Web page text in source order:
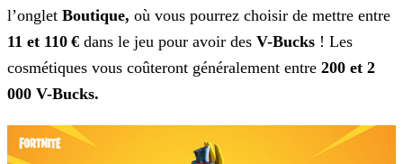
l’onglet Boutique, où vous pourrez choisir de mettre entre
11 et 110 € dans le jeu pour avoir des V-Bucks ! Les
cosmétiques vous coûteront généralement entre 200 et 2
000 V-Bucks.